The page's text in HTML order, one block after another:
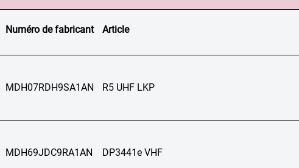
Numéro de fabricant Article
MDH07RDH9SA1AN R5 UHF LKP
MDH69JDC9RA1AN DP3441e VHF